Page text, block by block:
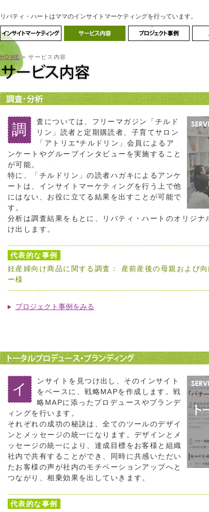
リバティ・ハートはママのインサイトマーケティングを行っています。
HOME > サービス内容
調
査については、フリーマガジン「チルド
リン」読者と定期購読者、子育てサロン
「アトリエ*チルドリン」会員によるア
ンケートやグループインタビューを実施すること
が可能。
特に、「チルドリン」の読者ハガキによるアンケ
ートは、インサイトマーケティングを行う上で他
にはない、お役に立てる結果を出すことが可能で
す。
分析は調査結果をもとに、リバティ・ハートのオリジナ
け出します。
代表的な事例
妊産婦向け商品に関する調査： 産前産後の母親および
ー様
プロジェクト事例をみる
イ
ンサイトを見つけ出し、そのインサイト
をベースに、戦略MAPを作成します。戦
略MAPに添ったプロデュースやブランデ
ィングを行います。
それぞれの成功の秘訣は、全てのツールのデザイ
ンとメッセージの統一になります。デザインとメ
ッセージの統一により、達成目標をお客様と組織
社内で共有することができ、同時に共感いただい
たお客様の声が社内のモチベーションアップへと
つながり、相乗効果を出していきます。
代表的な事例